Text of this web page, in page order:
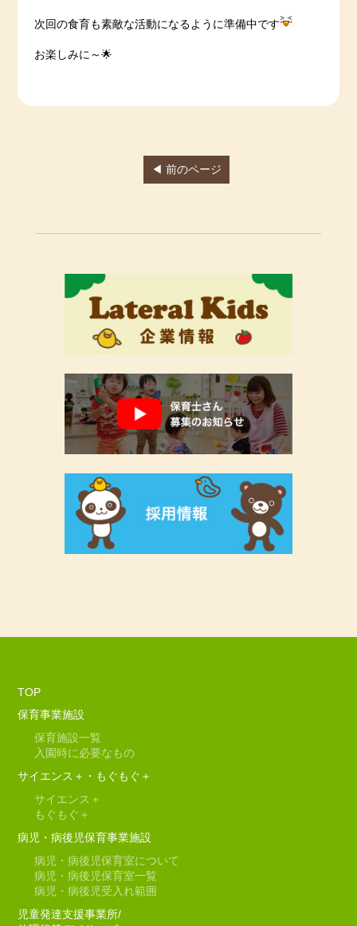
次回の食育も素敵な活動になるように準備中です
お楽しみに～🌟
◀ 前のページ
TOP
保育事業施設
保育施設一覧
入園時に必要なもの
サイエンス＋・もぐもぐ＋
サイエンス＋
もぐもぐ＋
病児・病後児保育事業施設
病児・病後児保育室について
病児・病後児保育室一覧
病児・病後児受入れ範囲
児童発達支援事業所/